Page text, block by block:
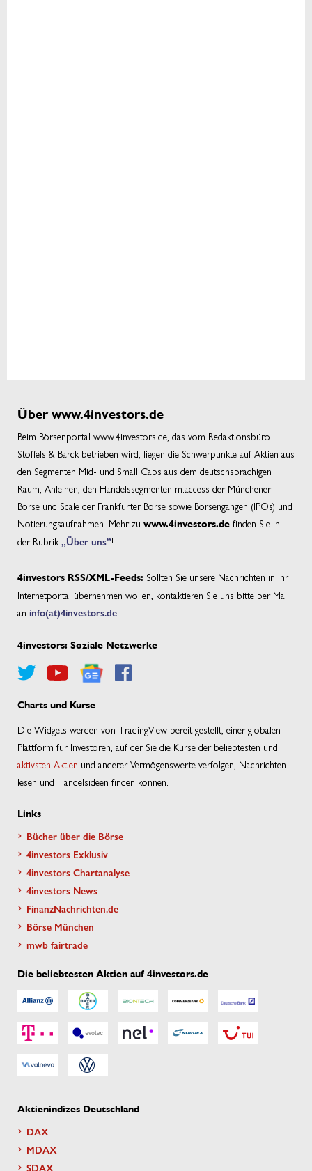
Über www.4investors.de
Beim Börsenportal www.4investors.de, das vom Redaktionsbüro
Stoffels & Barck betrieben wird, liegen die Schwerpunkte auf Aktien aus
den Segmenten Mid- und Small Caps aus dem deutschsprachigen
Raum, Anleihen, den Handelssegmenten m:access der Münchener
Börse und Scale der Frankfurter Börse sowie Börsengängen (IPOs) und
Notierungsaufnahmen. Mehr zu www.4investors.de finden Sie in
der Rubrik „Über uns”!
4investors RSS/XML-Feeds: Sollten Sie unsere Nachrichten in Ihr
Internetportal übernehmen wollen, kontaktieren Sie uns bitte per Mail
an info(at)4investors.de
4investors: Soziale Netzwerke
Charts und Kurse
Die Widgets werden von TradingView bereit gestellt, einer globalen
Plattform für Investoren, auf der Sie die Kurse der beliebtesten und
aktivsten Aktien und anderer Vermögenswerte verfolgen, Nachrichten
lesen und Handelsideen finden können.
Links
Bücher über die Börse
4investors Exklusiv
4investors Chartanalyse
4investors News
FinanzNachrichten.de
Börse München
mwb fairtrade
Die beliebtesten Aktien auf 4investors.de
Aktienindizes Deutschland
DAX
MDAX
SDAX